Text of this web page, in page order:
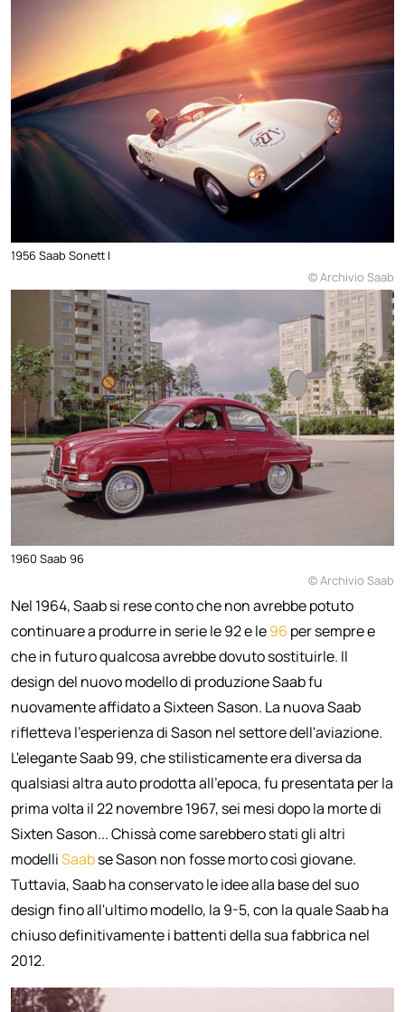
1956 Saab Sonett I
© Archivio Saab
1960 Saab 96
© Archivio Saab
Nel 1964, Saab si rese conto che non avrebbe potuto
continuare a produrre in serie le 92 e le96 per sempre e
che in futuro qualcosa avrebbe dovuto sostituirle. Il
design del nuovo modello di produzione Saab fu
nuovamente affidato a Sixteen Sason. La nuova Saab
rifletteva l'esperienza di Sason nel settore dell'aviazione.
L'elegante Saab 99, che stilisticamente era diversa da
qualsiasi altra auto prodotta all'epoca, fu presentata per la
prima volta il 22 novembre 1967, sei mesi dopo la morte di
Sixten Sason... Chissà come sarebbero stati gli altri
modelliSaabse Sason non fosse morto così giovane.
Tuttavia, Saab ha conservato le idee alla base del suo
design fino all'ultimo modello, la 9-5, con la quale Saab ha
chiuso definitivamente i battenti della sua fabbrica nel
2012.